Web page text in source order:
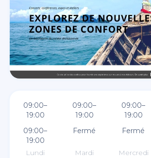
09:00–
19:00
09:00–
19:00
09:00–
19:00
09:00–
19:00
Fermé Fermé
Lundi Mardi Mercredi